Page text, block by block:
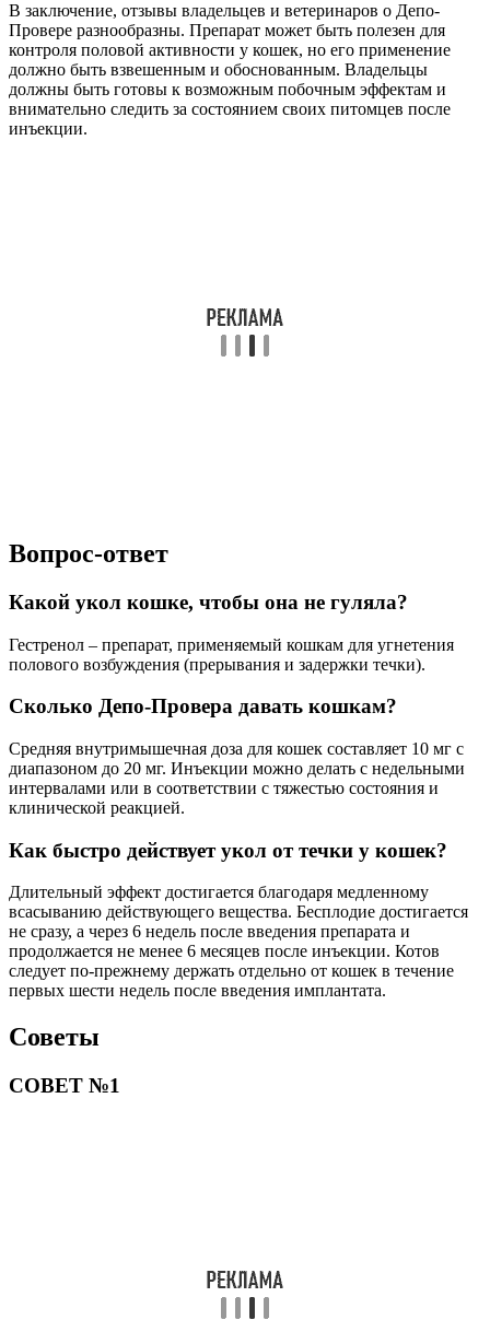
В заключение, отзывы владельцев и ветеринаров о Депо-
Провере разнообразны. Препарат может быть полезен для
контроля половой активности у кошек, но его применение
должно быть взвешенным и обоснованным. Владельцы
должны быть готовы к возможным побочным эффектам и
внимательно следить за состоянием своих питомцев после
инъекции.
Вопрос-ответ
Какой укол кошке, чтобы она не гуляла?
Гестренол – препарат, применяемый кошкам для угнетения
полового возбуждения (прерывания и задержки течки).
Сколько Депо-Провера давать кошкам?
Средняя внутримышечная доза для кошек составляет 10 мг с
диапазоном до 20 мг. Инъекции можно делать с недельными
интервалами или в соответствии с тяжестью состояния и
клинической реакцией.
Как быстро действует укол от течки у кошек?
Длительный эффект достигается благодаря медленному
всасыванию действующего вещества. Бесплодие достигается
не сразу, а через 6 недель после введения препарата и
продолжается не менее 6 месяцев после инъекции. Котов
следует по-прежнему держать отдельно от кошек в течение
первых шести недель после введения имплантата.
Советы
СОВЕТ №1